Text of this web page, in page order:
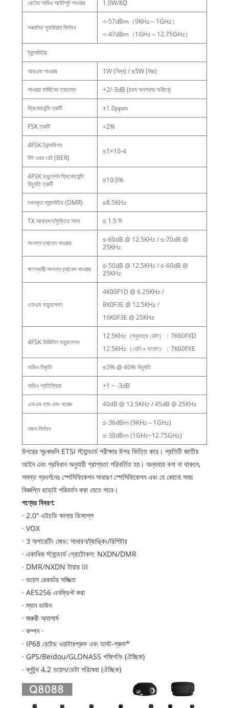
রেটেড অডিও আউটপুট পাওয়ার 1.0W/8Ω
সঞ্চালিত স্ফুরিয়াস নির্গমন
<-57dBm（9KHz～1GHz）
<-47dBm（1GHz～12.75GHz）
ট্রান্সমিটার
আরএফ পাওয়ার 1W (নিম্ন) / ≤5W (উচ্চ)
পাওয়ার মার্জিনের তারতম্য +2/-3dB (চরম অবস্থার অধীনে)
ফ্রিকোয়েন্সি ত্রুটি ±1.0ppm
FSK ত্রুটি <2%
4FSK ট্রান্সমিশন
বিট এরর রেট (BER)
≤1×10-4
4FSK মডুলেশন ফ্রিকোয়েন্সি
বিচ্যুতি ত্রুটি
≤10.0%
দখলকৃত ব্যান্ডউইথ (DMR) ≤8.5KHz
TX আক্রমণ/মুক্তির সময় ≤ 1.5 মি
সংলগ্ন চ্যানেল পাওয়ার
≤-60dB @ 12.5KHz / ≤-70dB @
25KHz
ক্ষণস্থায়ী সংলগ্ন চ্যানেল পাওয়ার
≤-50dB @ 12.5KHz / ≤-60dB @
25KHz
এফএম মড্যুলেশন
4K00F1D @ 6.25KHz /
8K0F3E @ 12.5KHz /
16K0F3E @ 25KHz
4FSK ডিজিটাল মড্যুলেশন
12.5KHz（শুধুমাত্র ডেটা）：7K60FXD
12.5KHz（ডেটা＋ভয়েস）：7K60FXE
অডিও বিকৃতি ≤3% @ 40% বিচ্যুতি
অডিও প্রতিক্রিয়া +1 ~ -3dB
এফএম হাম এবং নয়েজ 40dB @ 12.5KHz / 45dB @ 25KHz
নকল নির্গমন
≤-36dBm (9KHz～1GHz)
≤-30dBm (1GHz~12.75GHz)
উপরের সূচকগুলি ETSI স্ট্যান্ডার্ড পরীক্ষার উপর ভিত্তি করে। প্রতিটি জাতীয়
আইন এবং প্রবিধান অনুযায়ী প্রাপ্যতা পরিবর্তিত হয়। অন্যথায় বলা না থাকলে,
সমস্ত প্রদর্শনের স্পেসিফিকেশন সাধারণ স্পেসিফিকেশন এবং যে কোনো সময়
বিজ্ঞপ্তি ছাড়াই পরিবর্তন করা যেতে পারে।
পণ্যের বিবরণ:
· 2.0″ এইচডি কালার ডিসপ্লে
· VOX
· 3 অপারেটিং মোড: সাধারণ/ট্রাঙ্কিং/রিপিটার
· একাধিক স্ট্যান্ডার্ড প্রোটোকল: NXDN/DMR
· DMR/NXDN টায়ার III
· ভয়েস রেকর্ডার সজ্জিত
· AES256 এনক্রিপ্ট করা
· ম্যান ডাউন
· জরুরী অ্যালার্ম
· কম্পন ·
· IP68 রেটেড ওয়াটারপ্রুফ এবং ডাস্ট-প্রুফ*
· GPS/Beidou/GLONASS পজিশনিং (ঐচ্ছিক)
· ব্লুটুথ 4.2 ভয়েস/ডেটা পরিষেবা (ঐচ্ছিক)